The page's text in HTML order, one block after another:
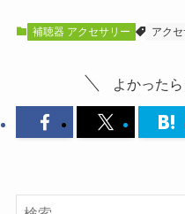
補聴器 アクセサリー アク
よかった